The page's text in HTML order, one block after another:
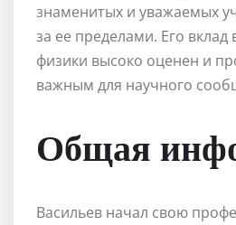
знаменитых и уважаемых
за ее пределами. Его вклад
физики высоко оценен и
важным для научного
Общая
Васильев начал свою